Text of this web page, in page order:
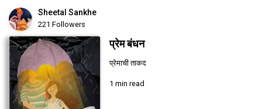
Sheetal Sankhe
221 Followers
प्रेम बंधन
प्रेमाची ताकद
1 min read